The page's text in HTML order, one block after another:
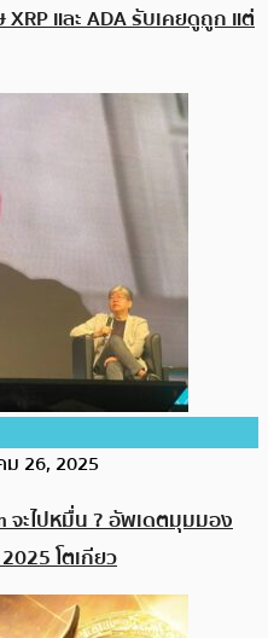
และ ADA รับเคยดูถูก แต่
26, 2025
จะไปหมื่น ? อัพเดตมุมมอง
โตเกียว